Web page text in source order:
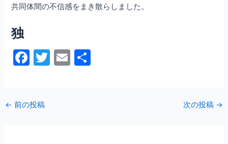
共同体間の不信感をまき散らしました。
独
F
e
T
E
← 前の投稿 次の投稿 →